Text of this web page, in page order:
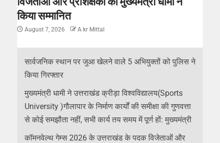
किया सम्मानित
August 7, 2026 A kr Mittal
सार्वजनिक स्थान पर जुआ खेलने वाले 5 अभियुक्तों को पुलिस ने
किया गिरफ्तार
मुख्यमंत्री धामी ने उत्तराखंड क्रीड़ा विश्वविद्यालय(Sports
University )गौलापार के निर्माण कार्यों की समीक्षा की गुणवत्ता
से कोई समझौता नहीं, सभी कार्य तय समय में पूर्ण हों: मुख्यमंत्री
कॉमनवेल्थ गेम्स 2026 के उत्तराखंड के पदक विजेताओं और